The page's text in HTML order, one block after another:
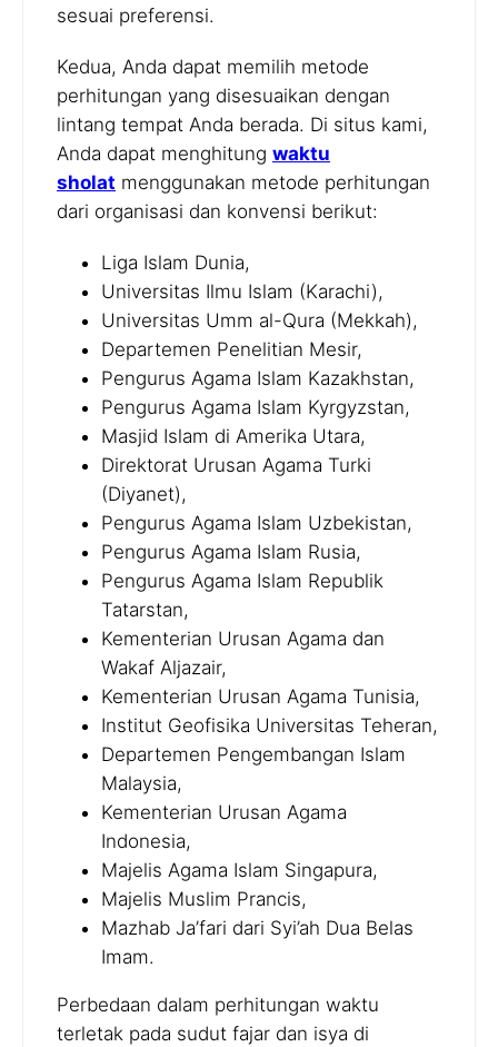
sesuai preferensi.
Kedua, Anda dapat memilih metode
perhitungan yang disesuaikan dengan
lintang tempat Anda berada. Di situs kami,
Anda dapat menghitung waktu
sholat menggunakan metode perhitungan
dari organisasi dan konvensi berikut:
Liga Islam Dunia,
Universitas Ilmu Islam (Karachi),
Universitas Umm al-Qura (Mekkah),
Departemen Penelitian Mesir,
Pengurus Agama Islam Kazakhstan,
Pengurus Agama Islam Kyrgyzstan,
Masjid Islam di Amerika Utara,
Direktorat Urusan Agama Turki
(Diyanet),
Pengurus Agama Islam Uzbekistan,
Pengurus Agama Islam Rusia,
Pengurus Agama Islam Republik
Tatarstan,
Kementerian Urusan Agama dan
Wakaf Aljazair,
Kementerian Urusan Agama Tunisia,
Institut Geofisika Universitas Teheran,
Departemen Pengembangan Islam
Malaysia,
Kementerian Urusan Agama
Indonesia,
Majelis Agama Islam Singapura,
Majelis Muslim Prancis,
Mazhab Ja’fari dari Syi’ah Dua Belas
Imam.
Perbedaan dalam perhitungan waktu
terletak pada sudut fajar dan isya di